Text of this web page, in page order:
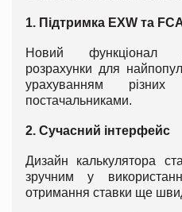
1. Підтримка EXW та
Новий функціонал
розрахунки для
урахуванням
постачальниками.
2. Сучасний інтерфейс
Дизайн калькулятора
зручним у
отримання ставки ще